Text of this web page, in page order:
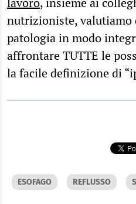
nutrizioniste, valutiamo
patologia in modo
affrontare TUTTE le
la facile definizione di
ESOFAGO REFLUSSO